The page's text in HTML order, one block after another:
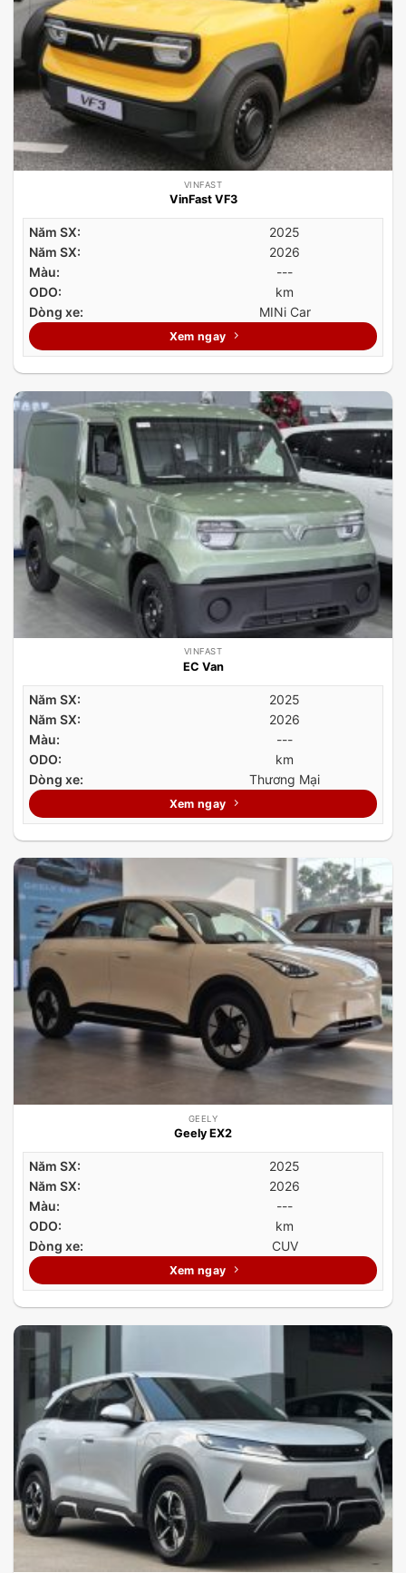
VINFAST
VinFast VF3
Năm SX:
2025
Năm SX:
2026
Màu:
---
ODO:
km
Dòng xe:
MINi Car
Xem ngay
VINFAST
EC Van
Năm SX:
2025
Năm SX:
2026
Màu:
---
ODO:
km
Dòng xe:
Thương Mại
Xem ngay
GEELY
Geely EX2
Năm SX:
2025
Năm SX:
2026
Màu:
---
ODO:
km
Dòng xe:
CUV
Xem ngay